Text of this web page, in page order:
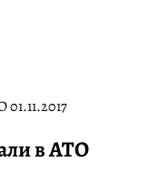
в АТО